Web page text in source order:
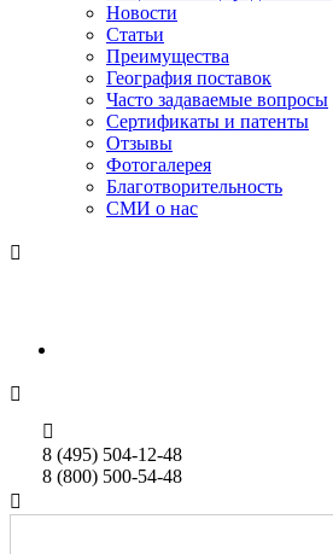
Новости
Статьи
Преимущества
География поставок
Часто задаваемые вопросы
Сертификаты и патенты
Отзывы
Фотогалерея
Благотворительность
СМИ о нас



8 (495) 504-12-48
8 (800) 500-54-48
